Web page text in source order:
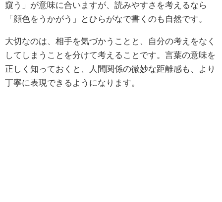
窺う」が意味に合いますが、読みやすさを考えるなら
「顔色をうかがう」とひらがなで書くのも自然です。
大切なのは、相手を気づかうことと、自分の考えをなく
してしまうことを分けて考えることです。言葉の意味を
正しく知っておくと、人間関係の微妙な距離感も、より
丁寧に表現できるようになります。